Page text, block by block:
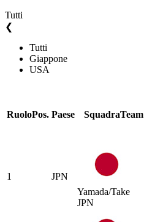
Tutti
❮
Tutti
Giappone
USA
RuoloPos. Paese SquadraTeam
1
JPN
Yamada/Take
JPN